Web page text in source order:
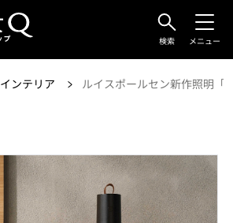
検索 メニュー
インテリア ルイスポールセン新作照明「